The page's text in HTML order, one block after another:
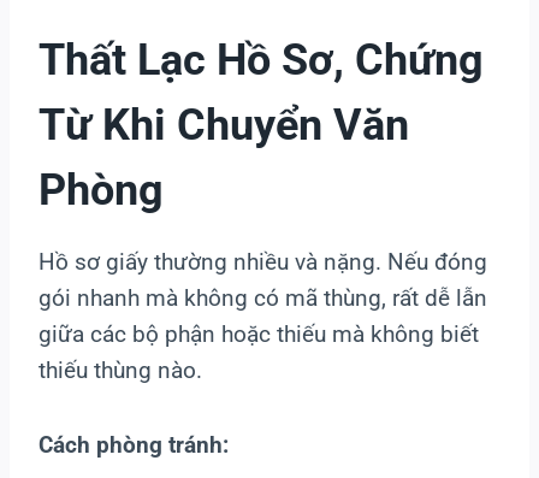
Thất Lạc Hồ Sơ, Chứng
Từ Khi Chuyển Văn
Phòng
Hồ sơ giấy thường nhiều và nặng. Nếu đóng
gói nhanh mà không có mã thùng, rất dễ lẫn
giữa các bộ phận hoặc thiếu mà không biết
thiếu thùng nào.
Cách phòng tránh: